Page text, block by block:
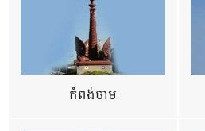
កំពង់ចាម